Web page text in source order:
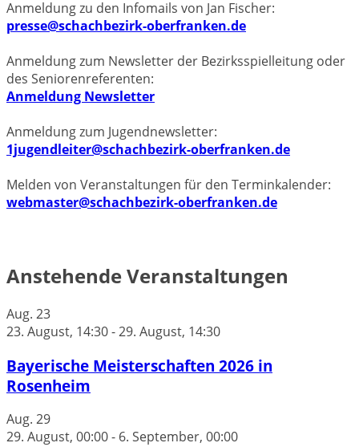
Anmeldung zu den Infomails von Jan Fischer:
presse@schachbezirk-oberfranken.de
Anmeldung zum Newsletter der Bezirksspielleitung oder
des Seniorenreferenten:
Anmeldung Newsletter
Anmeldung zum Jugendnewsletter:
1jugendleiter@schachbezirk-oberfranken.de
Melden von Veranstaltungen für den Terminkalender:
webmaster@schachbezirk-oberfranken.de
Anstehende Veranstaltungen
Aug. 23
23. August, 14:30-29. August, 14:30
Bayerische Meisterschaften 2026 in
Rosenheim
Aug. 29
29. August, 00:00- 6. September, 00:00